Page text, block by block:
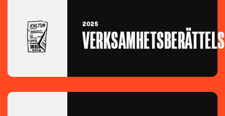
2025